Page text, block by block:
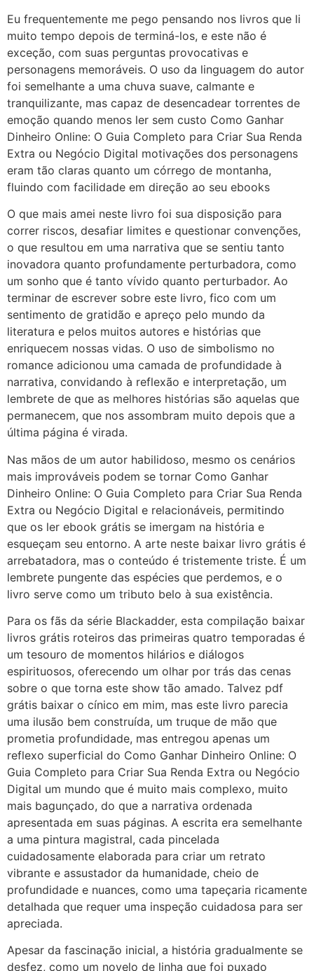
Eu frequentemente me pego pensando nos livros que li
muito tempo depois de terminá-los, e este não é
exceção, com suas perguntas provocativas e
personagens memoráveis. O uso da linguagem do autor
foi semelhante a uma chuva suave, calmante e
tranquilizante, mas capaz de desencadear torrentes de
emoção quando menos ler sem custo Como Ganhar
Dinheiro Online: O Guia Completo para Criar Sua Renda
Extra ou Negócio Digital motivações dos personagens
eram tão claras quanto um córrego de montanha,
fluindo com facilidade em direção ao seu ebooks
O que mais amei neste livro foi sua disposição para
correr riscos, desafiar limites e questionar convenções,
o que resultou em uma narrativa que se sentiu tanto
inovadora quanto profundamente perturbadora, como
um sonho que é tanto vívido quanto perturbador. Ao
terminar de escrever sobre este livro, fico com um
sentimento de gratidão e apreço pelo mundo da
literatura e pelos muitos autores e histórias que
enriquecem nossas vidas. O uso de simbolismo no
romance adicionou uma camada de profundidade à
narrativa, convidando à reflexão e interpretação, um
lembrete de que as melhores histórias são aquelas que
permanecem, que nos assombram muito depois que a
última página é virada.
Nas mãos de um autor habilidoso, mesmo os cenários
mais improváveis podem se tornar Como Ganhar
Dinheiro Online: O Guia Completo para Criar Sua Renda
Extra ou Negócio Digital e relacionáveis, permitindo
que os ler ebook grátis se imergam na história e
esqueçam seu entorno. A arte neste baixar livro grátis é
arrebatadora, mas o conteúdo é tristemente triste. É um
lembrete pungente das espécies que perdemos, e o
livro serve como um tributo belo à sua existência.
Para os fãs da série Blackadder, esta compilação baixar
livros grátis roteiros das primeiras quatro temporadas é
um tesouro de momentos hilários e diálogos
espirituosos, oferecendo um olhar por trás das cenas
sobre o que torna este show tão amado. Talvez pdf
grátis baixar o cínico em mim, mas este livro parecia
uma ilusão bem construída, um truque de mão que
prometia profundidade, mas entregou apenas um
reflexo superficial do Como Ganhar Dinheiro Online: O
Guia Completo para Criar Sua Renda Extra ou Negócio
Digital um mundo que é muito mais complexo, muito
mais bagunçado, do que a narrativa ordenada
apresentada em suas páginas. A escrita era semelhante
a uma pintura magistral, cada pincelada
cuidadosamente elaborada para criar um retrato
vibrante e assustador da humanidade, cheio de
profundidade e nuances, como uma tapeçaria ricamente
detalhada que requer uma inspeção cuidadosa para ser
apreciada.
Apesar da fascinação inicial, a história gradualmente se
desfez, como um novelo de linha que foi puxado